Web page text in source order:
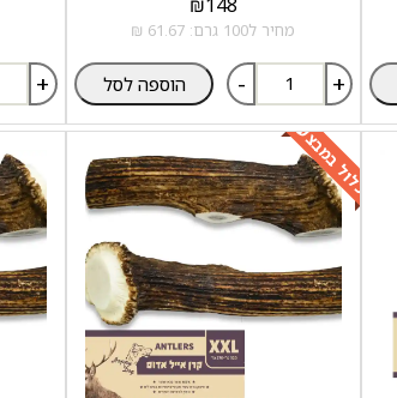
מחיר ל100 גרם: 61.67 ₪
- + הוספה לסל +
כלול במבצע